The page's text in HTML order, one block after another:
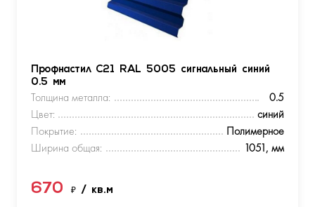
Профнастил С21 RAL 5005 сигнальный синий
0.5 мм
Толщина металла:
0.5
Цвет:
синий
Покрытие:
Полимерное
Ширина общая:
1051, мм
670 ₽ / кв.м